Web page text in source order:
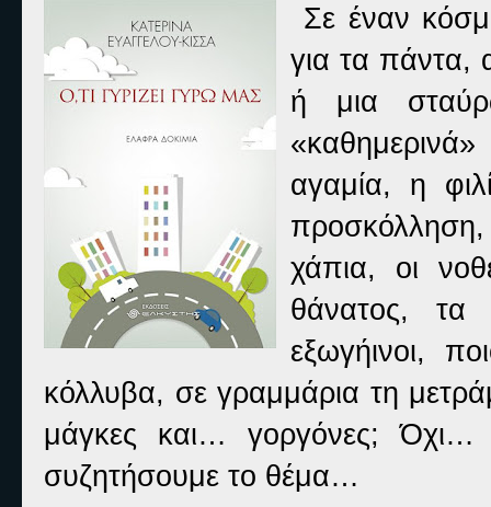
Σε έναν
για τα πάντα,
ή μια
αγαμία, η
προσκόλληση,
χάπια, οι
θάνατος, τα
εξωγήινοι,
κόλλυβα, σε γραμμάρια τη
μάγκες και… γοργόνες;
συζητήσουμε το θέμα…